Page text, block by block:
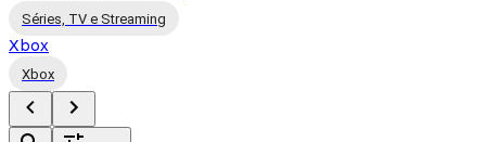
Séries, TV e Streaming
Xbox
Xbox